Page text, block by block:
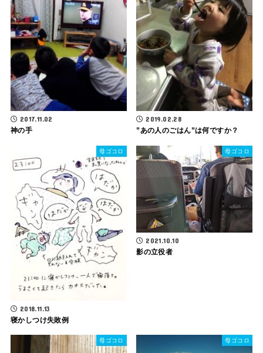
2017.11.02
神の手
2019.02.28
”あの人のごはん”は何ですか？
母ゴコロ
2018.11.13
寝かしつけ失敗例
母ゴコロ
2021.10.10
影の立役者
母ゴコロ 母ゴコロ